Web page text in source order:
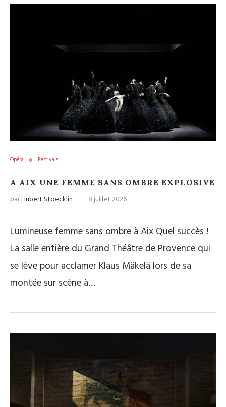
Opéra Festivals
A AIX UNE FEMME SANS OMBRE EXPLOSIVE
parHubert Stoecklin 8 juillet 2026
Lumineuse femme sans ombre à Aix Quel succès !
La salle entière du Grand Théâtre de Provence qui
se lève pour acclamer Klaus Mäkelä lors de sa
montée sur scène à…